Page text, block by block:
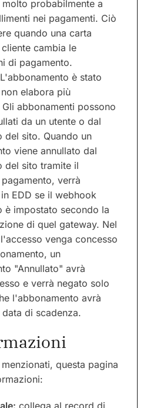
probabilmente a
nei pagamenti. Ciò
quando una carta
cambia le
di pagamento.
L'abbonamento è stato
elabora più
abbonamenti possono
da un utente o dal
del sito. Quando un
viene annullato dal
del sito tramite il
verrà
EDD se il webhook
è impostato secondo la
di quel gateway. Nel
venga concesso
un
"Annullato" avrà
e verrà negato solo
l'abbonamento avrà
di scadenza.
questa pagina
collega al record di